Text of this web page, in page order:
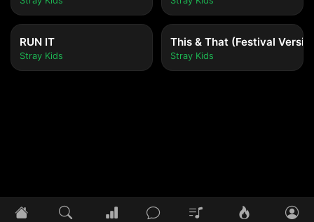
RUN IT
Stray Kids
This & That (Festival
Stray Kids